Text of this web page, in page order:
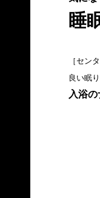
睡
［セン
良い眠
入浴